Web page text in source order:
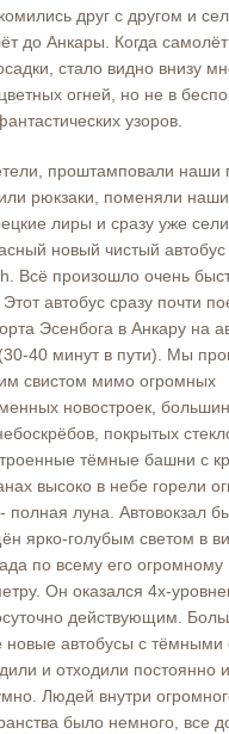
друг с другом и
до Анкары. Когда
стало видно внизу
огней, но не в
узоров.
проштамповали наши
рюкзаки, поменяли
лиры и сразу уже
новый чистый
Всё произошло очень
Этот автобус сразу почти
Эсенбога в Анкару на
40 минут в пути). Мы
свистом мимо огромных
новостроек,
покрытых
тёмные башни с
высоко в небе горели
полная луна. Автовокзал
ярко-голубым светом в
по всему его огромному
Он оказался 4х-
действующим.
новые автобусы с тёмными
и отходили постоянно и
Людей внутри
было немного, все